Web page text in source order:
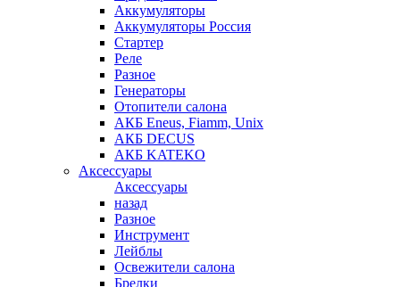
Аккумуляторы
Аккумуляторы Россия
Стартер
Реле
Разное
Генераторы
Отопители салона
АКБ Eneus, Fiamm, Unix
АКБ DECUS
АКБ KATEKO
Аксессуары
Аксессуары
назад
Разное
Инструмент
Лейблы
Освежители салона
Брелки